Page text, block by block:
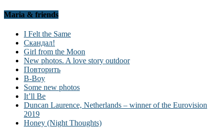
Maria & friends
I Felt the Same
Скандал!
Girl from the Moon
New photos. A love story outdoor
Повторить
B-Boy
Some new photos
It’ll Be
Duncan Laurence, Netherlands – winner of the Eurovision
2019
Honey (Night Thoughts)